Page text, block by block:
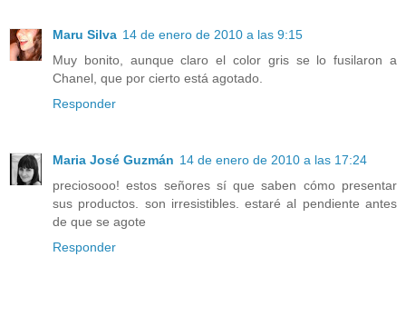
Maru Silva 14 de enero de 2010 a las 9:15
Muy bonito, aunque claro el color gris se lo fusilaron a
Chanel, que por cierto está agotado.
Responder
Maria José Guzmán 14 de enero de 2010 a las 17:24
preciosooo! estos señores sí que saben cómo presentar
sus productos. son irresistibles. estaré al pendiente antes
de que se agote
Responder